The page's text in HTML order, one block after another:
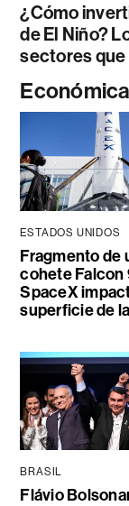
¿Cómo
de El Niño?
sectores que
ESTADOS UNIDOS
Fragmento de
cohete Falcon
SpaceX
superficie de
BRASIL
Flávio